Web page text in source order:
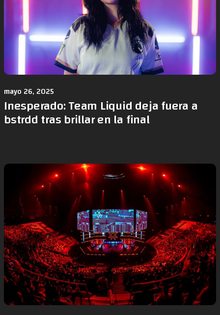
mayo 26, 2025
Inesperado: Team Liquid deja fuera a
bstrdd tras brillar en la final